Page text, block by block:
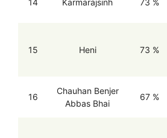
14 Karmarajsinh 73 %
15 Heni 73 %
16
Chauhan Benjer
Abbas Bhai
67 %